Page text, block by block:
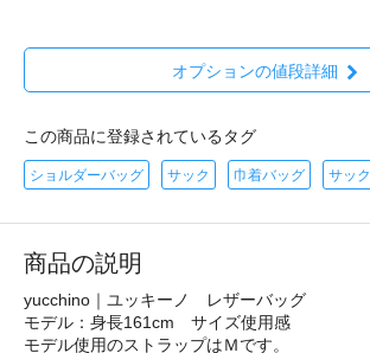
オプションの値段詳細
この商品に登録されているタグ
ショルダーバッグ サック 巾着バッグ サック
商品の説明
yucchino｜ユッキーノ レザーバッグ
モデル：身長161cm サイズ使用感
モデル使用のストラップはＭです。